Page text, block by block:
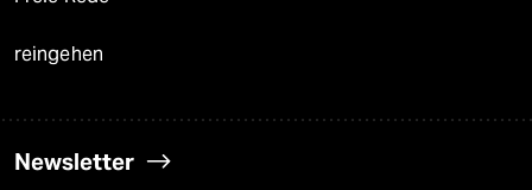
reingehen
Newsletter